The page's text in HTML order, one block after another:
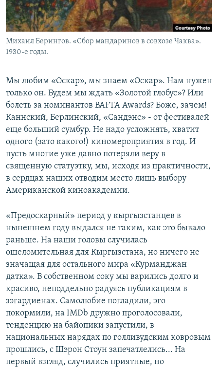
Михаил Берингов. «Сбор мандаринов в совхозе Чаква».
1930-е годы.
Мы любим «Оскар», мы знаем «Оскар». Нам нужен
только он. Будем мы ждать «Золотой глобус»? Или
болеть за номинантов BAFTA Awards? Боже, зачем!
Каннский, Берлинский, «Сандэнс» - от фестивалей
еще больший сумбур. Не надо усложнять, хватит
одного (зато какого!) киномероприятия в год. И
пусть многие уже давно потеряли веру в
священную статуэтку, мы, исходя из практичности,
в сердцах наших отводим место лишь выбору
Американской киноакадемии.
«Предоскарный» период у кыргызстанцев в
нынешнем году выдался не таким, как это бывало
раньше. На наши головы случилась
ошеломительная для Кыргызстана, но ничего не
значащая для остального мира «Курманджан
датка». В собственном соку мы варились долго и
красиво, неподдельно радуясь публикациям в
зэгардиенах. Самолюбие погладили, эго
покормили, на IMDb дружно проголосовали,
тенденцию на байопики запустили, в
национальных нарядах по голливудским ковровым
прошлись, с Шэрон Стоун запечатлелись... На
первый взгляд, случились приятные, но